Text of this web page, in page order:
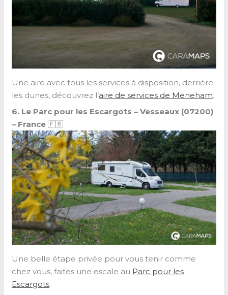
Une aire avec tous les services à disposition, derrière
les dunes, découvrez l’aire de services de Meneham.
6. Le Parc pour les Escargots – Vesseaux (07200)
– France🇫🇷
Une belle étape privée pour vous tenir comme
chez vous, faites une escale au Parc pour les
Escargots.